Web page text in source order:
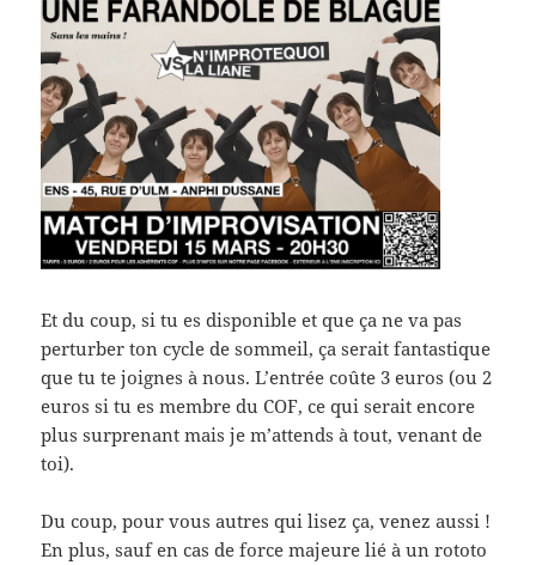
Et du coup, si tu es disponible et que ça ne va pas
perturber ton cycle de sommeil, ça serait fantastique
que tu te joignes à nous. L’entrée coûte 3 euros (ou 2
euros si tu es membre du COF, ce qui serait encore
plus surprenant mais je m’attends à tout, venant de
toi).
Du coup, pour vous autres qui lisez ça, venez aussi !
En plus, sauf en cas de force majeure lié à un rototo